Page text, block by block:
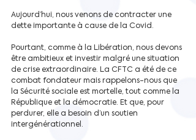
Aujourd’hui, nous venons de contracter une
dette importante à cause de la Covid.
Pourtant, comme à la Libération, nous devons
être ambitieux et investir malgré une situation
de crise extraordinaire. La CFTC a été de ce
combat fondateur mais rappelons-nous que
la Sécurité sociale est mortelle, tout comme la
République et la démocratie. Et que, pour
perdurer, elle a besoin d’un soutien
intergénérationnel.